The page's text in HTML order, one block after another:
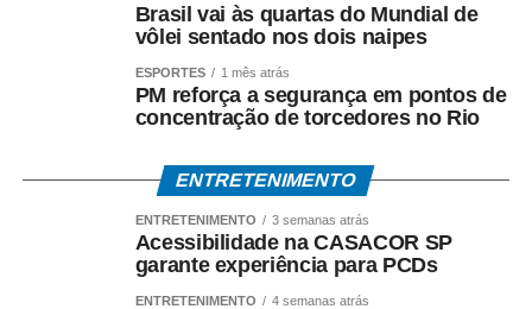
Brasil vai às quartas do Mundial de
vôlei sentado nos dois naipes
ESPORTES 1 mês atrás
PM reforça a segurança em pontos de
concentração de torcedores no Rio
ENTRETENIMENTO
ENTRETENIMENTO 3 semanas atrás
Acessibilidade na CASACOR SP
garante experiência para PCDs
ENTRETENIMENTO 4 semanas atrás